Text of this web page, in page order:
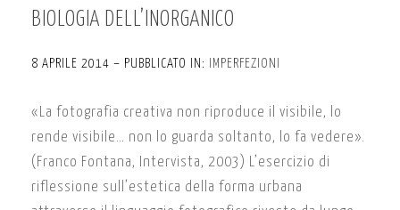
BIOLOGIA DELL’INORGANICO
8 APRILE 2014 – PUBBLICATO IN: IMPERFEZIONI
«La fotografia creativa non riproduce il visibile, lo
rende visibile… non lo guarda soltanto, lo fa vedere».
(Franco Fontana, Intervista, 2003) L’esercizio di
riflessione sull’estetica della forma urbana